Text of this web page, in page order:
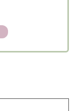
の専門店